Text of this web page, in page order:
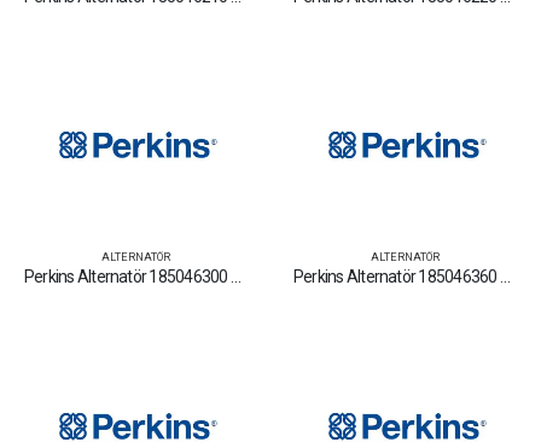
ALTERNATÖR
Perkins Alternatör 185046300 Yedek Parça Fiyat Tamir Bakım Satan Firmalar
ALTERNATÖR
Perkins Alternatör 185046360 Yedek Parça Fiyat Tamir Bakım Satan Firmalar